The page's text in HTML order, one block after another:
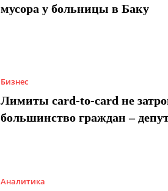
мусора у больницы в Баку
Бизнес
Лимиты card-to-card не
большинство граждан –
Аналитика